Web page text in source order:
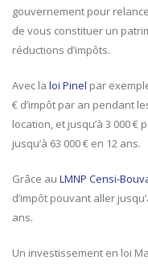
gouvernement pour
de vous constituer un
réductions d’impôts.
Avec la loi Pinel par
€ d’impôt par an pendant
location, et jusqu’à 3 000
jusqu’à 63 000 € en 12 ans.
Grâce au LMNP Censi-
d’impôt pouvant aller
ans.
Un investissement en loi